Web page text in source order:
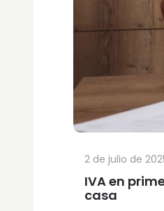
IVA en
casa
2 de julio de